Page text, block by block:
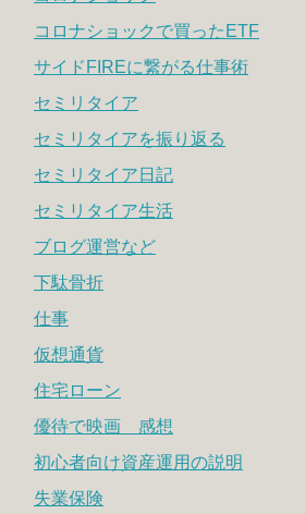
コロナショックで買ったETF
サイドFIREに繋がる仕事術
セミリタイア
セミリタイアを振り返る
セミリタイア日記
セミリタイア生活
ブログ運営など
下駄骨折
仕事
仮想通貨
住宅ローン
優待で映画 感想
初心者向け資産運用の説明
失業保険